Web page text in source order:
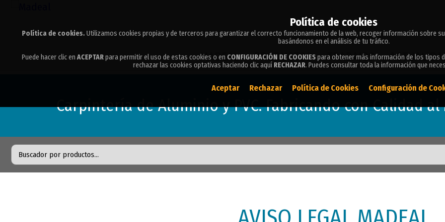
MADEAL PRODUCTOS TRABAJOS
Carpintería de Aluminio y PVC. Fabricando con Calidad al
Política de cookies
Política de cookies.Utilizamos cookies propias y de terceros para garantizar el correcto funcionamiento de la web, recoger información sobre
basándonos en el análisis de tu tráfico.
Puede hacer clic en ACEPTARpara permitir el uso de estas cookies o en CONFIGURACIÓN DE COOKIESpara obtener más información de los tipos
rechazar las cookies optativas haciendo clic aquí RECHAZAR. Puedes consultar toda la información que
Aceptar Rechazar Política de Cookies Configuración de
Política de cookies
Política de cookies.Utilizamos cookies propias y de terceros para garantizar el correcto funcionamiento de la web, recoger información sobre
basándonos en el análisis de tu tráfico.
Puede hacer clic en ACEPTARpara permitir el uso de estas cookies o en CONFIGURACIÓN DE COOKIESpara obtener más información de los tipos
rechazar las cookies optativas haciendo clic aquí RECHAZAR. Puedes consultar toda la información que
Aceptar Rechazar Política de Cookies Configuración de